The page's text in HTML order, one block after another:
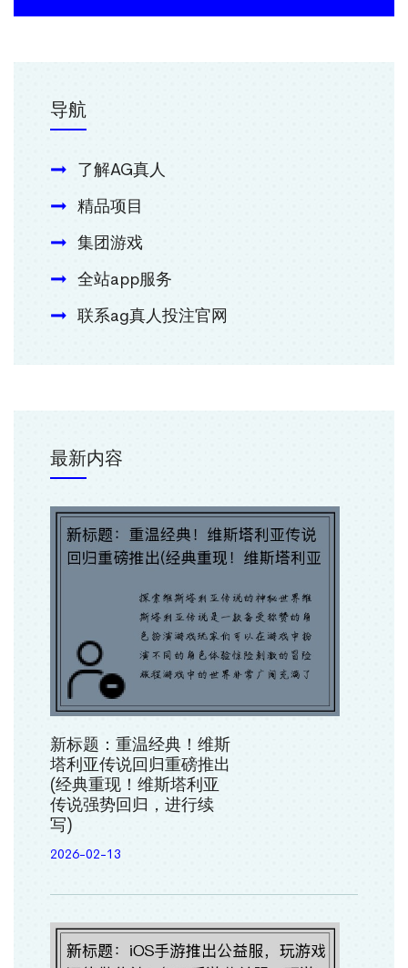
导航
了解AG真人
精品项目
集团游戏
全站app服务
联系ag真人投注官网
最新内容
新标题：重温经典！维斯
塔利亚传说回归重磅推出
(经典重现！维斯塔利亚
传说强势回归，进行续
写)
2026-02-13